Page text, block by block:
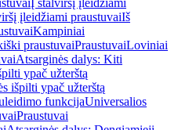
Į stalviršį įleidžiami
įleidžiami praustuvaiIš
Kampiniai
praustuvaiPraustuvaiLoviniai
Atsarginės dalys: Kiti
ypač užterštą
išpilti ypač užterštą
funkcijaUniversalios
Praustuvai